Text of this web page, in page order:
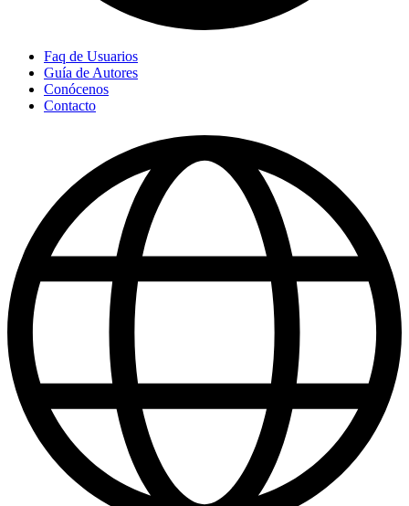
Faq de Usuarios
Guía de Autores
Conócenos
Contacto